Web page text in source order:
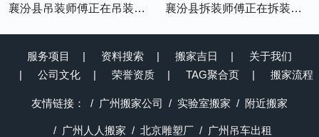
襄汾县吊装师傅正在吊装物品上楼 襄汾县拆装师傅正在拆装家具
服务项目 资料搜索 搬家吉日
关于我们
公司文化
荣誉资质 TAG聚合页 搬家流程
友情链接： 广州搬家公司 实验室搬家 附近搬家
广州人人搬家 北京雕塑厂 广州吊车出租